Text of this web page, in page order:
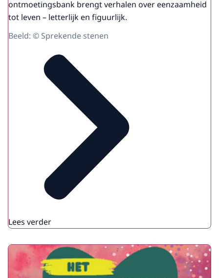
ontmoetingsbank brengt verhalen over eenzaamheid
tot leven – letterlijk en figuurlijk.
Beeld: © Sprekende stenen
Lees verder